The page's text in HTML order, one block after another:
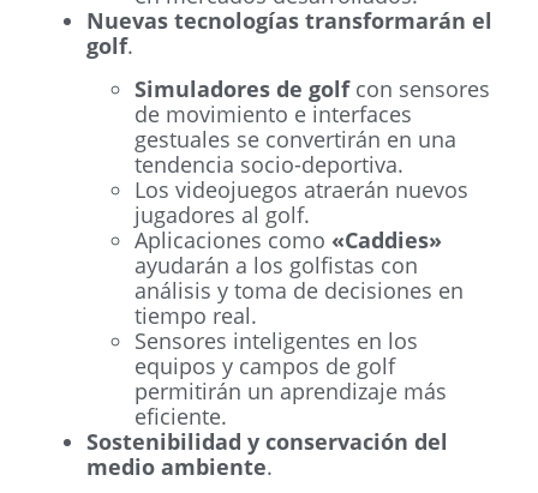
Nuevas tecnologías transformarán el
golf.
Simuladores de golfcon sensores
de movimiento e interfaces
gestuales se convertirán en una
tendencia socio-deportiva.
Los videojuegos atraerán nuevos
jugadores al golf.
Aplicaciones como «Caddies»
ayudarán a los golfistas con
análisis y toma de decisiones en
tiempo real.
Sensores inteligentes en los
equipos y campos de golf
permitirán un aprendizaje más
eficiente.
Sostenibilidad y conservación del
medio ambiente.